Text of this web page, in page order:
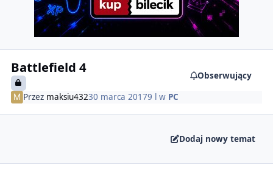
Battlefield 4
Obserwujący
Przez maksiu43230 marca 20179 l w PC
Dodaj nowy temat